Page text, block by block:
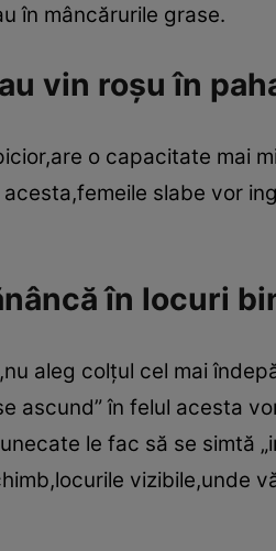
în mâncărurile grase.
vin roşu în
o capacitate mai
slabe vor
în locuri
aleg colţul cel mai
ascund” în felul acesta
le fac să se simtă
vizibile,unde